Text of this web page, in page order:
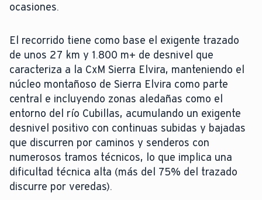
ocasiones.
El recorrido tiene como base el exigente trazado
de unos 27 km y 1.800 m+ de desnivel que
caracteriza a la CxM Sierra Elvira, manteniendo el
núcleo montañoso de Sierra Elvira como parte
central e incluyendo zonas aledañas como el
entorno del río Cubillas, acumulando un exigente
desnivel positivo con continuas subidas y bajadas
que discurren por caminos y senderos con
numerosos tramos técnicos, lo que implica una
dificultad técnica alta (más del 75% del trazado
discurre por veredas).